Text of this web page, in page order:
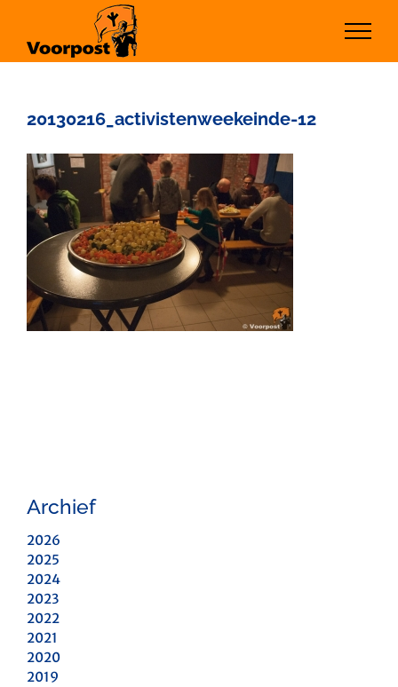
inhoud
20130216_activistenweekeinde-12
Archief
2026
2025
2024
2023
2022
2021
2020
2019